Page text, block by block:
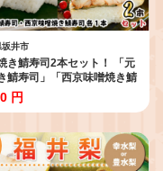
坂井市
き鯖寿司2本セット！ 「元
鯖寿司」「西京味噌焼き鯖
～家族が喜ぶ手土産～
ジューシー 焼きさば 押し
ば寿司 すし こしひかり 贈
フト お土産 大人気 食べ比
0572]
円